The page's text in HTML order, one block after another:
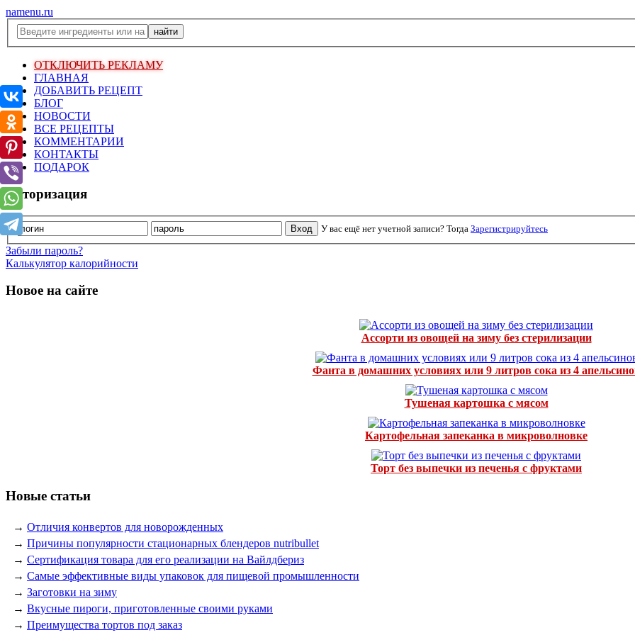
namenu.ru
ОТКЛЮЧИТЬ РЕКЛАМУ
ГЛАВНАЯ
ДОБАВИТЬ РЕЦЕПТ
БЛОГ
НОВОСТИ
ВСЕ РЕЦЕПТЫ
КОММЕНТАРИИ
КОНТАКТЫ
ПОДАРОК
Авторизация
У вас ещё нет учетной записи? Тогда Зарегистрируйтесь
Забыли пароль?
Калькулятор калорийности
Новое на сайте
Ассорти из овощей на зиму без стерилизации
Фанта в домашних условиях или 9 литров сока из 4
Тушеная картошка с мясом
Картофельная запеканка в микроволновке
Торт без выпечки из печенья с фруктами
Новые статьи
→ Отличия конвертов для новорожденных
→ Причины популярности стационарных блендеров nutribullet
→ Сертификация товара для его реализации на Вайлдбериз
→ Самые эффективные виды упаковок для пищевой промышленности
→ Заготовки на зиму
→ Вкусные пироги, приготовленные своими руками
→ Преимущества тортов под заказ